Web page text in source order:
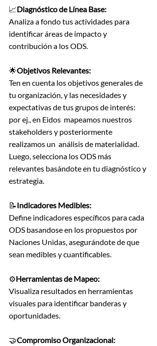
📈Diagnóstico de Línea Base:
Analiza a fondo tus actividades para
identificar áreas de impacto y
contribución a los ODS.
🌟Objetivos Relevantes:
Ten en cuenta los objetivos generales de
tu organización, y las necesidades y
expectativas de tus grupos de interés:
por ej., en Eidos  mapeamos nuestros
stakeholders y posteriormente
realizamos un  análisis de materialidad.
Luego, selecciona los ODS más
relevantes basándote en tu diagnóstico y
estrategia.
📝Indicadores Medibles:
Define indicadores específicos para cada
ODS basandose en los propuestos por
Naciones Unidas, asegurándote de que
sean medibles y cuantificables.
⚙️Herramientas de Mapeo:
Visualiza resultados en herramientas
visuales para identificar banderas y
oportunidades.
🤝Compromiso Organizacional: